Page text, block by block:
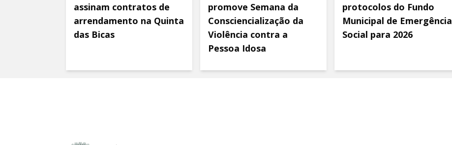
assinam contratos de
arrendamento na Quinta
das Bicas
promove Semana da
Consciencialização da
Violência contra a
Pessoa Idosa
protocolos do Fundo
Municipal de Emergência
Social para 2026